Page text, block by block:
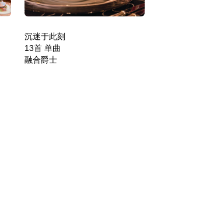
沉迷于此刻
13首 单曲
融合爵士